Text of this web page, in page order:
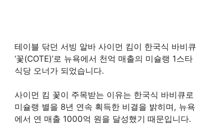
테이블 닦던 서빙 알바 사이먼 킴이 한국식 바비큐
‘꽃(COTE)’로 뉴욕에서 천억 매출의 미슐랭 1스타
식당 오너가 되었습니다.
사이먼 킴 꽃이 주목받는 이유는 한국식 바비큐로
미슐랭 별을 8년 연속 획득한 비결을 밝히며, 뉴욕
에서 연 매출 1000억 원을 달성했기 때문입니다.